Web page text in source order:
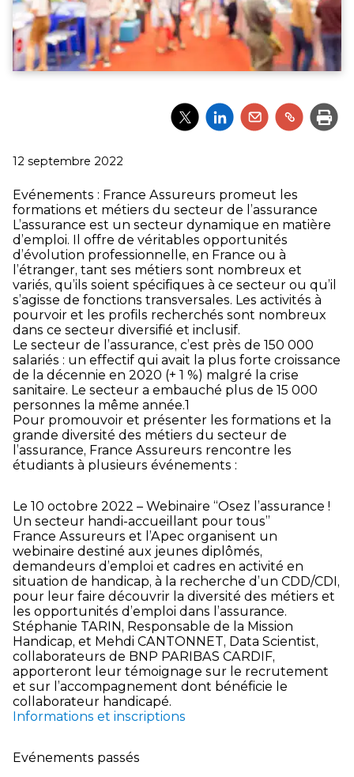
Partager
l'article
Partager
l'article
Partager
l'article
Partager
l'article
Publié
12 septembre 2022
Evénements : France Assureurs promeut les
formations et métiers du secteur de l’assurance
L’assurance est un secteur dynamique en matière
d’emploi. Il offre de véritables opportunités
d’évolution professionnelle, en France ou à
l’étranger, tant ses métiers sont nombreux et
variés, qu’ils soient spécifiques à ce secteur ou qu’il
s’agisse de fonctions transversales. Les activités à
pourvoir et les profils recherchés sont nombreux
dans ce secteur diversifié et inclusif.
Le secteur de l’assurance, c’est près de 150 000
salariés : un effectif qui avait la plus forte croissance
de la décennie en 2020 (+ 1 %) malgré la crise
sanitaire. Le secteur a embauché plus de 15 000
personnes la même année.1
Pour promouvoir et présenter les formations et la
grande diversité des métiers du secteur de
l’assurance, France Assureurs rencontre les
étudiants à plusieurs événements :
Le 10 octobre 2022 – Webinaire “Osez l’assurance !
Un secteur handi-accueillant pour tous”
France Assureurs et l’Apec organisent un
webinaire destiné aux jeunes diplômés,
demandeurs d’emploi et cadres en activité en
situation de handicap, à la recherche d’un CDD/CDI,
pour leur faire découvrir la diversité des métiers et
les opportunités d’emploi dans l’assurance.
Stéphanie TARIN, Responsable de la Mission
Handicap, et Mehdi CANTONNET, Data Scientist,
collaborateurs de BNP PARIBAS CARDIF,
apporteront leur témoignage sur le recrutement
et sur l’accompagnement dont bénéficie le
collaborateur handicapé.
Informations et inscriptions
Evénements passés